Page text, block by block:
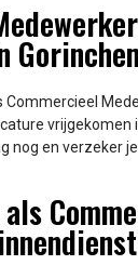
Commercieel
vrijgekomen
nog en verzeker